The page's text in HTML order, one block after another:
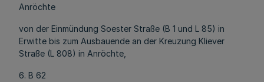
Anröchte
von der Einmündung Soester Straße (B 1 und L 85) in
Erwitte bis zum Ausbauende an der Kreuzung Kliever
Straße (L 808) in Anröchte,
6. B 62